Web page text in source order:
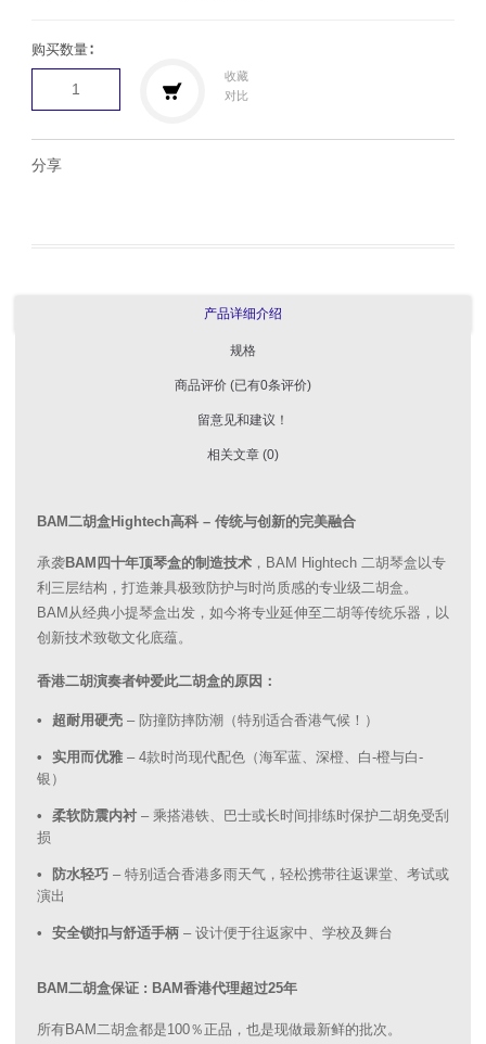
购买数量∶
收藏
对比
分享
产品详细介绍
规格
商品评价 (已有0条评价)
留意见和建议！
相关文章 (0)
BAM二胡盒Hightech高科 – 传统与创新的完美融合
承袭BAM四十年顶琴盒的制造技术 ，BAM Hightech 二胡琴盒以专
利三层结构，打造兼具极致防护与时尚质感的专业级二胡盒。
BAM从经典小提琴盒出发，如今将专业延伸至二胡等传统乐器，以
创新技术致敬文化底蕴。
香港二胡演奏者钟爱此二胡盒的原因：
超耐用硬壳 – 防撞防摔防潮（特别适合香港气候！）
实用而优雅 – 4款时尚现代配色（海军蓝、深橙、白-橙与白-
银）
柔软防震内衬 – 乘搭港铁、巴士或长时间排练时保护二胡免受刮
损
防水轻巧 – 特别适合香港多雨天气，轻松携带往返课堂、考试或
演出
安全锁扣与舒适手柄 – 设计便于往返家中、学校及舞台
BAM二胡盒保证 : BAM香港代理超过25年
所有BAM二胡盒都是100％正品，也是现做最新鲜的批次。